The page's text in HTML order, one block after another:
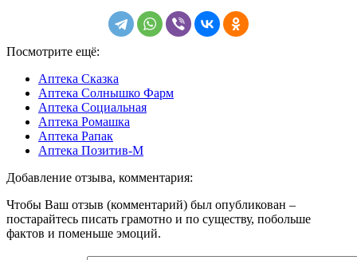
Посмотрите ещё:
Аптека Сказка
Аптека Солнышко Фарм
Аптека Социальная
Аптека Ромашка
Аптека Рапак
Аптека Позитив-М
Добавление отзыва, комментария:
Чтобы Ваш отзыв (комментарий) был опубликован –
постарайтесь писать грамотно и по существу, побольше
фактов и поменьше эмоций.